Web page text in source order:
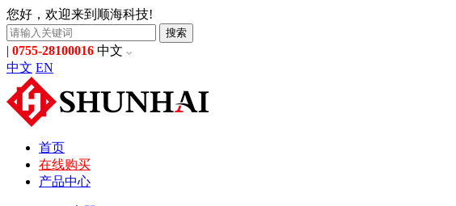
您好，欢迎来到顺海科技!
搜索
| 0755-28100016 中文
中文 EN
首页
在线购买
产品中心